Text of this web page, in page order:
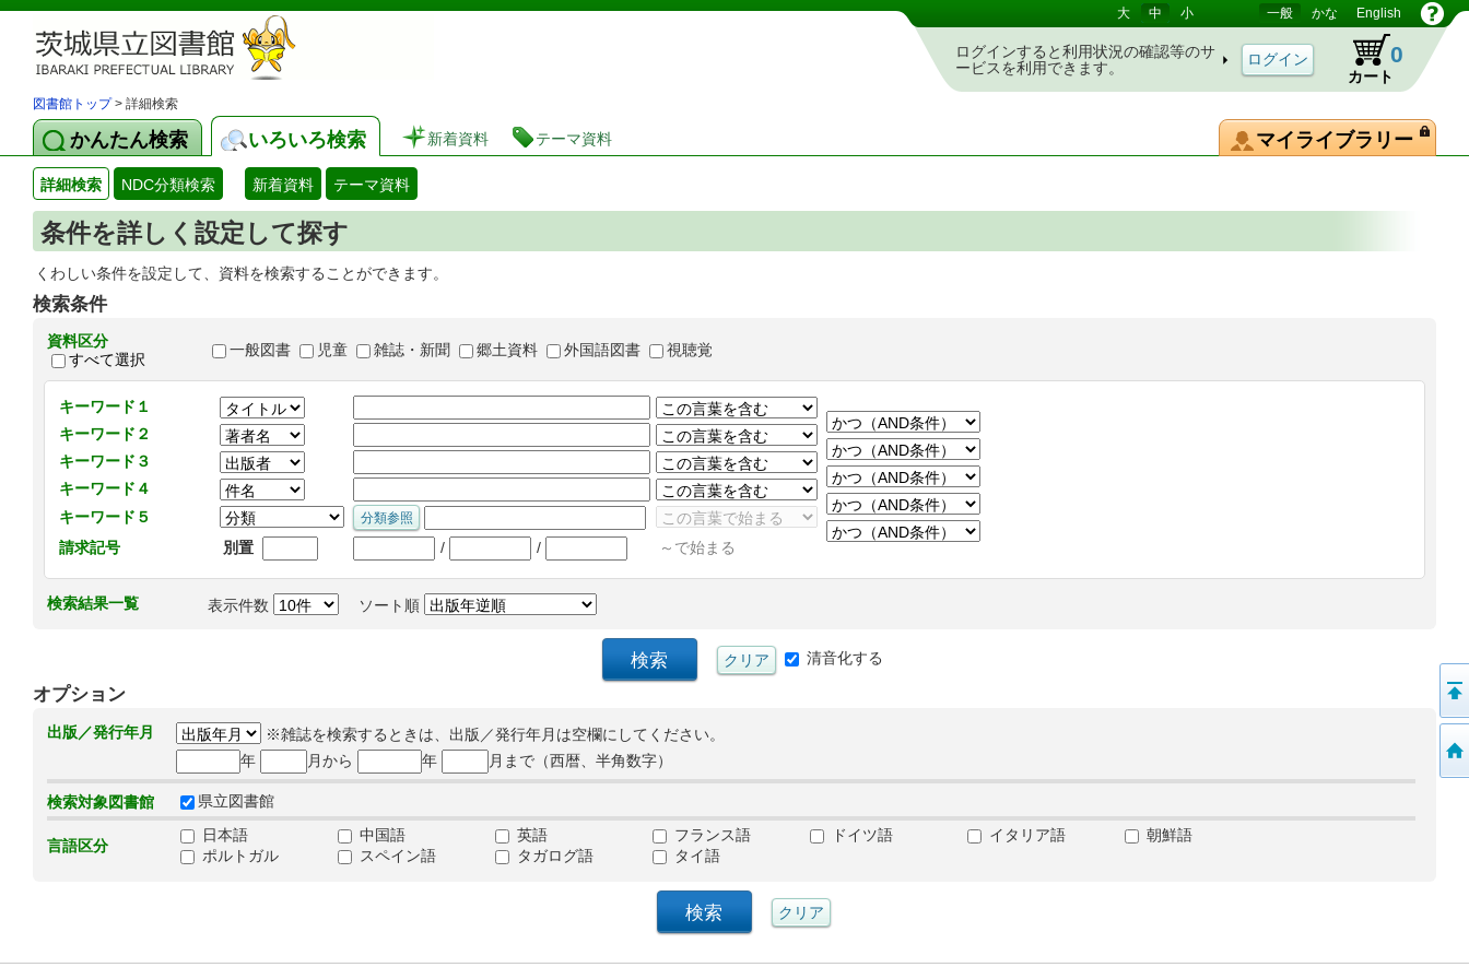
茨城県立図書館 蔵書検索・予約システム 大 中 小 一般 かな English
ログインすると利用状況の確認等のサ
ービスを利用できます。
カート
0
図書館トップ> 詳細検索
かんたん検索 いろいろ検索 新着資料 テーマ資料 マイライブラリー
詳細検索 NDC分類検索 新着資料 テーマ資料
条件を詳しく設定して探す
くわしい条件を設定して、資料を検索することができます。
検索条件
資料区分
すべて選択
一般図書 児童 雑誌・新聞 郷土資料 外国語図書 視聴覚
キーワード１
キーワード２
キーワード３
キーワード４
キーワード５
請求記号
別置 / / ～で始まる
検索結果一覧 表示件数 ソート順
清音化する
オプション
出版／発行年月
※雑誌を検索するときは、出版／発行年月は空欄にしてください。
年
月から 年 月まで（西暦、半角数字）
検索対象図書館 県立図書館
言語区分
日本語 中国語 英語 フランス語 ドイツ語 イタリア語
朝鮮語
ポルトガル
スペイン語 タガログ語 タイ語